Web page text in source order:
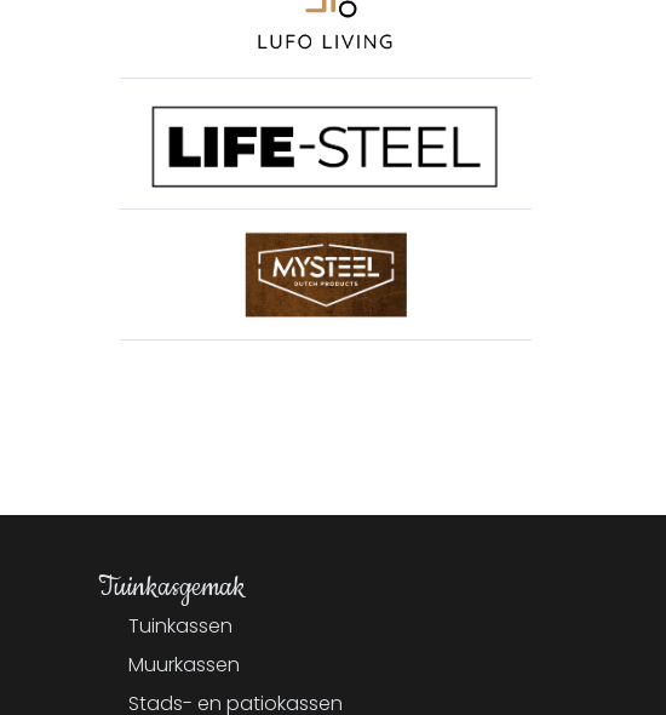
Tuinkasgemak
Tuinkassen
Muurkassen
Stads- en patiokassen